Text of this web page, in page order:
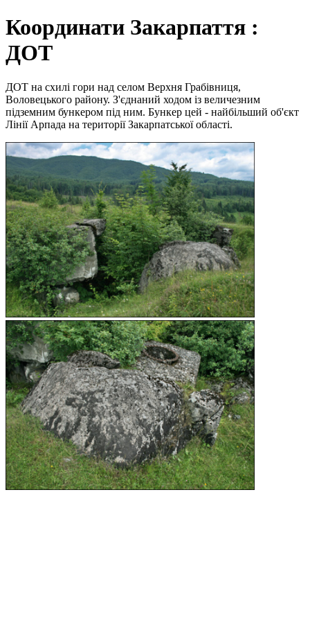
Координати Закарпаття :
ДОТ
ДОТ на схилі гори над селом Верхня Грабівниця,
Воловецького району. З'єднаний ходом із величезним
підземним бункером під ним. Бункер цей - найбільший об'єкт
Лінії Арпада на території Закарпатської області.